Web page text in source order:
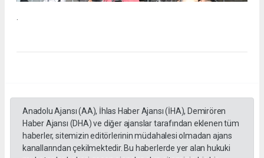
Anadolu Ajansı (AA), İhlas Haber Ajansı (İHA), Demirören
Haber Ajansı (DHA) ve diğer ajanslar tarafından eklenen tüm
haberler, sitemizin editörlerinin müdahalesi olmadan ajans
kanallarından çekilmektedir. Bu haberlerde yer alan hukuki